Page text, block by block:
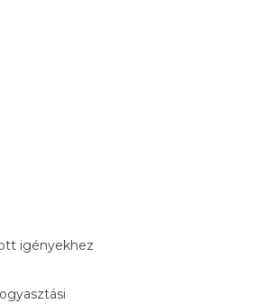
igényekhez